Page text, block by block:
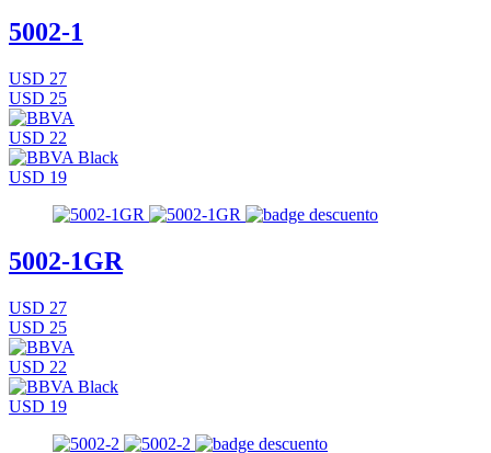
5002-1
USD 27
USD 25
USD 22
USD 19
5002-1GR
USD 27
USD 25
USD 22
USD 19